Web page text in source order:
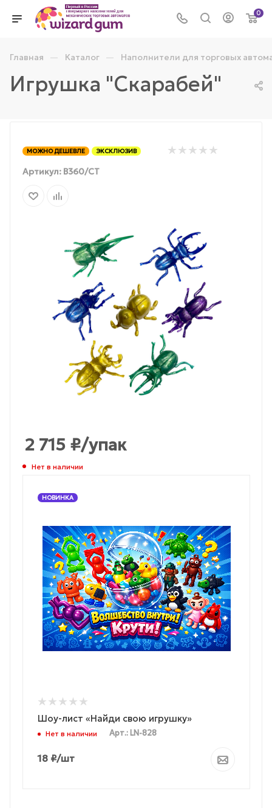
0
Главная — Каталог — Наполнители для торговых
Игрушка "Скарабей"
МОЖНО ДЕШЕВЛЕ ЭКСКЛЮЗИВ
Артикул: В360/СТ
2 715 ₽/упак
Нет в наличии
НОВИНКА
Шоу-лист «Найди свою игрушку»
Нет в наличии Арт.: LN-828
18 ₽/шт